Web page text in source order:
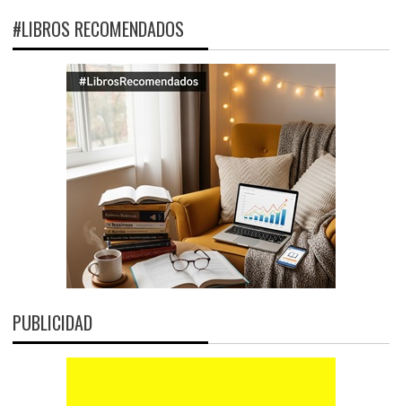
#LIBROS RECOMENDADOS
PUBLICIDAD